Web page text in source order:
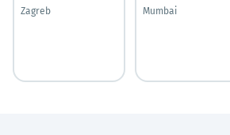
Zagreb
Mumbai